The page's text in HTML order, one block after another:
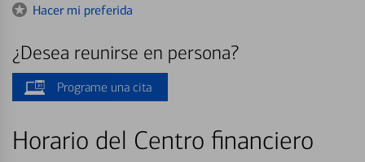
Hacer mi preferida
¿Desea reunirse en persona?
Programe una cita
Horario del Centro financiero